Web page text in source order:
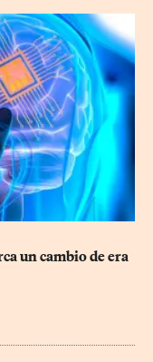
un cambio de era